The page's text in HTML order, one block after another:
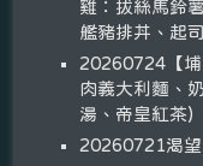
雞：拔絲馬鈴
艦豬排丼、起
20260724【埔
肉義大利麵、
湯、帝皇紅茶)
20260721渴望